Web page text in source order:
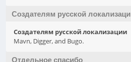
Создателям русской
Создателям русской локализации
Mavn, Digger, and Bugo.
Отдельное спасибо